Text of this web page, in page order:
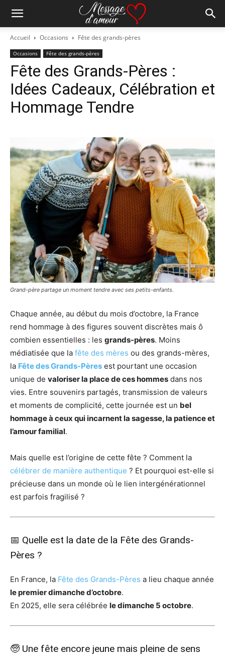
Accueil Occasions Fête des grands-pères
Occasions Fête des grands-pères
Fête des Grands-Pères :
Idées Cadeaux, Célébration et
Hommage Tendre
Grand-père partage un moment tendre avec ses petits-enfants.
Chaque année, au début du mois d’octobre, la France
rend hommage à des figures souvent discrètes mais ô
combien essentielles : les grands-pères. Moins
médiatisée que la fête des mères ou des grands-mères,
la Fête des Grands-Pères est pourtant une occasion
unique de valoriser la place de ces hommes dans nos
vies. Entre souvenirs partagés, transmission de valeurs
et moments de complicité, cette journée est un bel
hommage à ceux qui incarnent la sagesse, la patience et
l’amour familial.
Mais quelle est l’origine de cette fête ? Comment la
célébrer de manière authentique ? Et pourquoi est-elle si
précieuse dans un monde où le lien intergénérationnel
est parfois fragilisé ?
📅 Quelle est la date de la Fête des Grands-
Pères ?
En France, la Fête des Grands-Pères a lieu chaque année
le premier dimanche d’octobre.
En 2025, elle sera célébrée le dimanche 5 octobre.
🧓 Une fête encore jeune mais pleine de sens